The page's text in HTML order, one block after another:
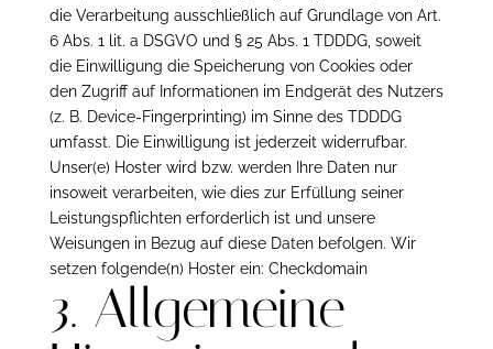
die Verarbeitung ausschließlich auf Grundlage von Art.
6 Abs. 1 lit. a DSGVO und § 25 Abs. 1 TDDDG, soweit
die Einwilligung die Speicherung von Cookies oder
den Zugriff auf Informationen im Endgerät des Nutzers
(z. B. Device-Fingerprinting) im Sinne des TDDDG
umfasst. Die Einwilligung ist jederzeit widerrufbar.
Unser(e) Hoster wird bzw. werden Ihre Daten nur
insoweit verarbeiten, wie dies zur Erfüllung seiner
Leistungspflichten erforderlich ist und unsere
Weisungen in Bezug auf diese Daten befolgen. Wir
setzen folgende(n) Hoster ein: Checkdomain
3. Allgemeine